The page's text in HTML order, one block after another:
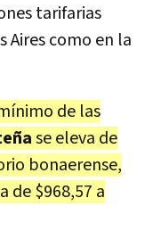
tarifarias
Aires como en la
de las
se eleva de
bonaerense,
de $968,57 a